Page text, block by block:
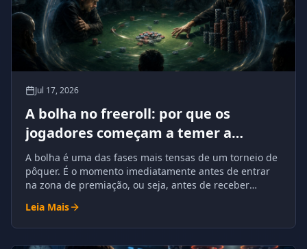
Jul 17, 2026
A bolha no freeroll: por que os
jogadores começam a temer a
eliminação
A bolha é uma das fases mais tensas de um torneio de
pôquer. É o momento imediatamente antes de entrar
na zona de premiação, ou seja, antes de receber
Leia Mais